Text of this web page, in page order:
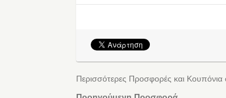
Περισσότερες Προσφορές και Κουπόνια